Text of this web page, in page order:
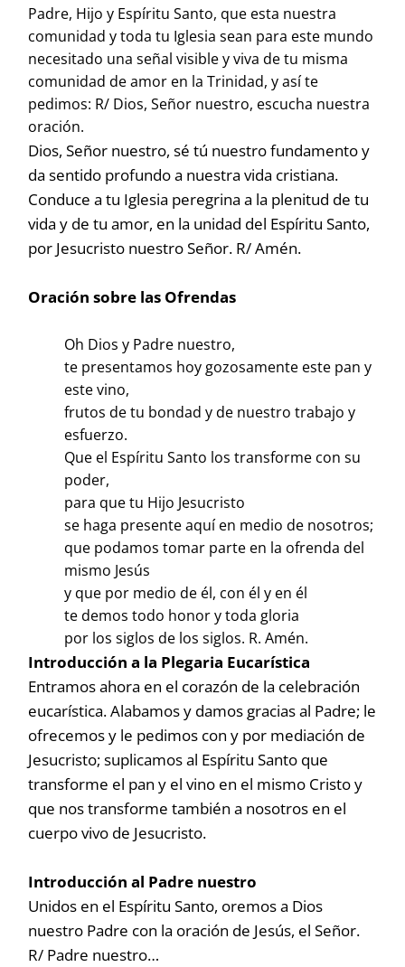
Padre, Hijo y Espíritu Santo, que esta nuestra
comunidad y toda tu Iglesia sean para este mundo
necesitado una señal visible y viva de tu misma
comunidad de amor en la Trinidad, y así te
pedimos: R/ Dios, Señor nuestro, escucha nuestra
oración.
Dios, Señor nuestro, sé tú nuestro fundamento y
da sentido profundo a nuestra vida cristiana.
Conduce a tu Iglesia peregrina a la plenitud de tu
vida y de tu amor, en la unidad del Espíritu Santo,
por Jesucristo nuestro Señor. R/ Amén.
Oración sobre las Ofrendas
Oh Dios y Padre nuestro,
te presentamos hoy gozosamente este pan y
este vino,
frutos de tu bondad y de nuestro trabajo y
esfuerzo.
Que el Espíritu Santo los transforme con su
poder,
para que tu Hijo Jesucristo
se haga presente aquí en medio de nosotros;
que podamos tomar parte en la ofrenda del
mismo Jesús
y que por medio de él, con él y en él
te demos todo honor y toda gloria
por los siglos de los siglos. R. Amén.
Introducción a la Plegaria Eucarística
Entramos ahora en el corazón de la celebración
eucarística. Alabamos y damos gracias al Padre; le
ofrecemos y le pedimos con y por mediación de
Jesucristo; suplicamos al Espíritu Santo que
transforme el pan y el vino en el mismo Cristo y
que nos transforme también a nosotros en el
cuerpo vivo de Jesucristo.
Introducción al Padre nuestro
Unidos en el Espíritu Santo, oremos a Dios
nuestro Padre con la oración de Jesús, el Señor.
R/ Padre nuestro…